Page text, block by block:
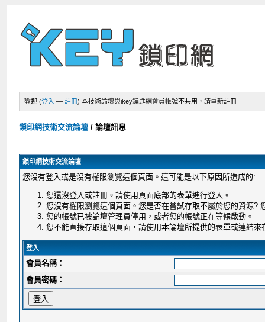
歡迎 (登入 —註冊) 本技術論壇與ikey鑰匙網會員帳號不共用，請重新註冊
鎖印網技術交流論壇 /論壇訊息
鎖印網技術交流論壇
您沒有登入或是沒有權限瀏覽這個頁面。這可能是以下原因所造成的:
您還沒登入或註冊。請使用頁面底部的表單進行登入。
您沒有權限瀏覽這個頁面。您是否在嘗試存取不屬於您的資源?
您的帳號已被論壇管理員停用，或者您的帳號正在等候啟動。
您不能直接存取這個頁面，請使用本論壇所提供的表單或連結來
登入
會員名稱：
會員密碼：